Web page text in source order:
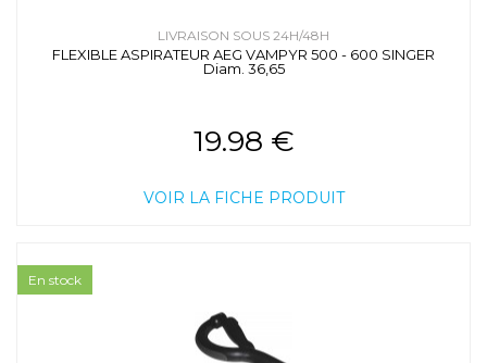
LIVRAISON SOUS 24H/48H
FLEXIBLE ASPIRATEUR AEG VAMPYR 500 - 600 SINGER
Diam. 36,65
19.98 €
VOIR LA FICHE PRODUIT
En stock